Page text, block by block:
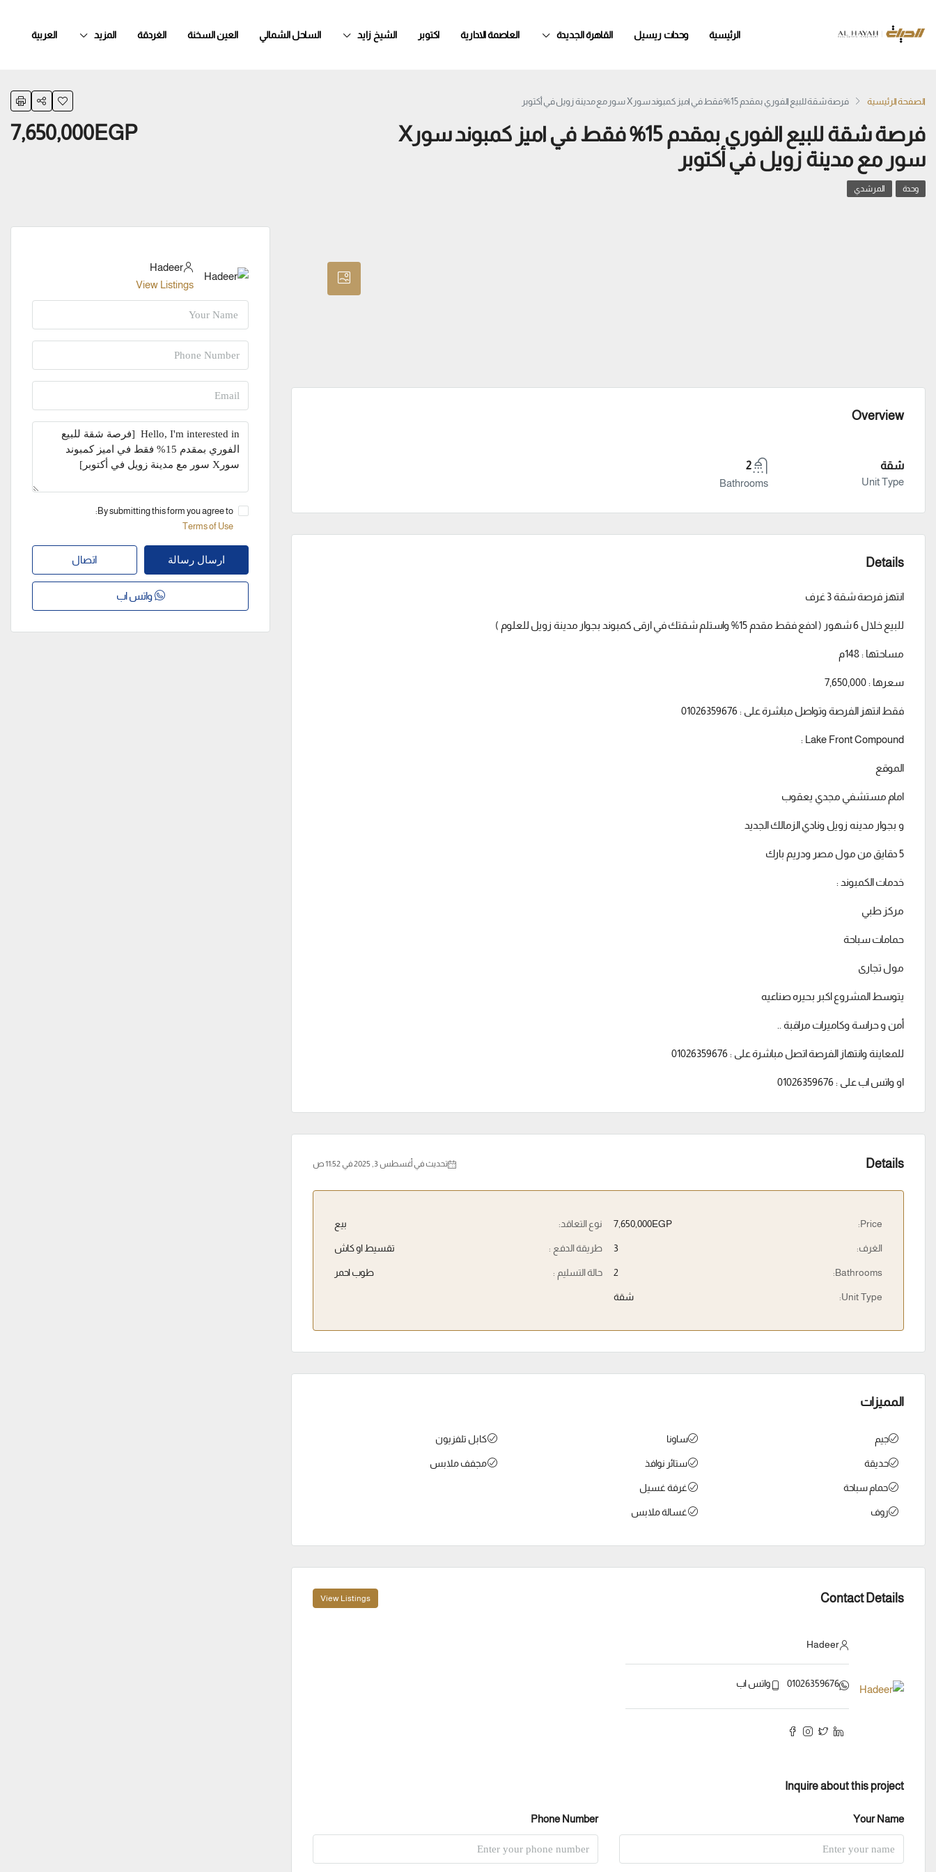
الرئيسية وحدات ريسيل القاهرة الجديدة العاصمة الادارية اكتوبر الشيخ زايد الساحل الشمالي العين السخنة الغردقة المزيد العربية
الصفحة الرئيسية فرصة شقة للبيع الفوري بمقدم 15% فقط في اميز كمبوند سورX سور مع مدينة زويل في أكتوبر
فرصة شقة للبيع الفوري بمقدم 15% فقط في اميز كمبوند سورX
سور مع مدينة زويل في أكتوبر
7,650,000EGP
وحدة المرشدي
Overview
شقة
Unit Type
2
Bathrooms
Details
انتهز فرصة شقة 3 غرف
للبيع خلال 6 شهور ( ادفع فقط مقدم 15% واستلم شقتك في ارقى كمبوند بجوار مدينة زويل للعلوم )
مساحتها : 148م
سعرها : 7,650,000
فقط انتهز الفرصة وتواصل مباشرة على : 01026359676
Lake Front Compound :
الموقع
امام مستشفي مجدي يعقوب
و بجوار مدينه زويل ونادي الزمالك الجديد
5 دقايق من مول مصر ودريم بارك
خدمات الكمبوند :
مركز طبي
حمامات سباحة
مول تجارى
يتوسط المشروع اكبر بحيره صناعيه
أمن و حراسة وكاميرات مراقبة ..
للمعاينة وانتهاز الفرصة اتصل مباشرة على : 01026359676
او واتس اب على : 01026359676
Details تحديث في أغسطس 3, 2025 في 11:52 ص
Price:
7,650,000EGP
الغرف: 3
Bathrooms:
2
Unit Type: شقة
نوع التعاقد: بيع
طريقة الدفع : تقسيط او كاش
حالة التسليم : طوب احمر
المميزات
جيم
حديقة
حمام سباحة
روف
ساونا
ستائر نوافذ
غرفة غسيل
غسالة ملابس
كابل تلفزيون
مجفف ملابس
Contact Details
View Listings
Hadeer
01026359676 واتس اب
Inquire about this project
Your Name
Phone Number
Hadeer
View Listings
By submitting this form you agree to:
Terms of Use
ارسال رسالة اتصال
واتس اب